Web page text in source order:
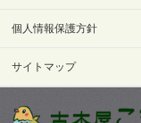
個人情報保護方針
サイトマップ